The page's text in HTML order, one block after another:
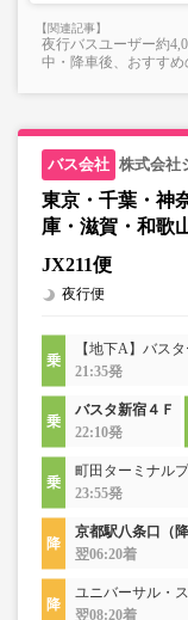
夜行バスユーザー約
中・降車後、おすす
株式会社
東京・千葉・神
庫・滋賀・和歌
JX211便
夜行便
【地下A】バス
21:35発
バスタ新宿４Ｆ
22:10発
町田ターミナル
23:55発
京都駅八条口（降
翌06:20着
ユニバーサル・
翌08:20着